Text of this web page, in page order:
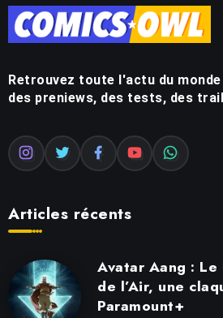
Retrouvez toute l'actu du
des preniews, des tests, des
Articles récents
Avatar Aang :
de l’Air, une
Paramount+